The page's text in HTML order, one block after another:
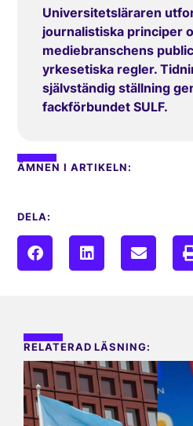
Universitetsläraren
journalistiska principer
mediebranschens
yrkesetiska regler.
självständig ställning
fackförbundet SULF.
ÄMNEN I ARTIKELN:
DELA:
RELATERAD LÄSNING: